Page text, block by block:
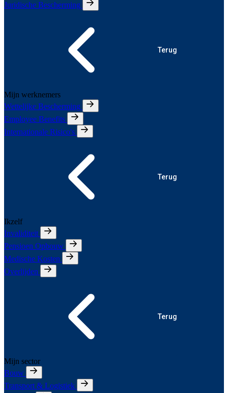
Juridische Bescherming
Terug
Mijn werknemers
Wettelijke Bescherming
Employee Benefits
Internationale Risico's
Terug
Ikzelf
Invaliditeit
Pensioen Opbouw
Medische Kosten
Overlijden
Terug
Mijn sector
Bouw
Transport & Logistiek